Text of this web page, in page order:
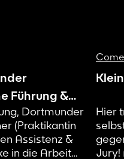
Führung &
Dortmunder
(Praktikantin
Assistenz &
in die Arbeit
Hier
Jury!